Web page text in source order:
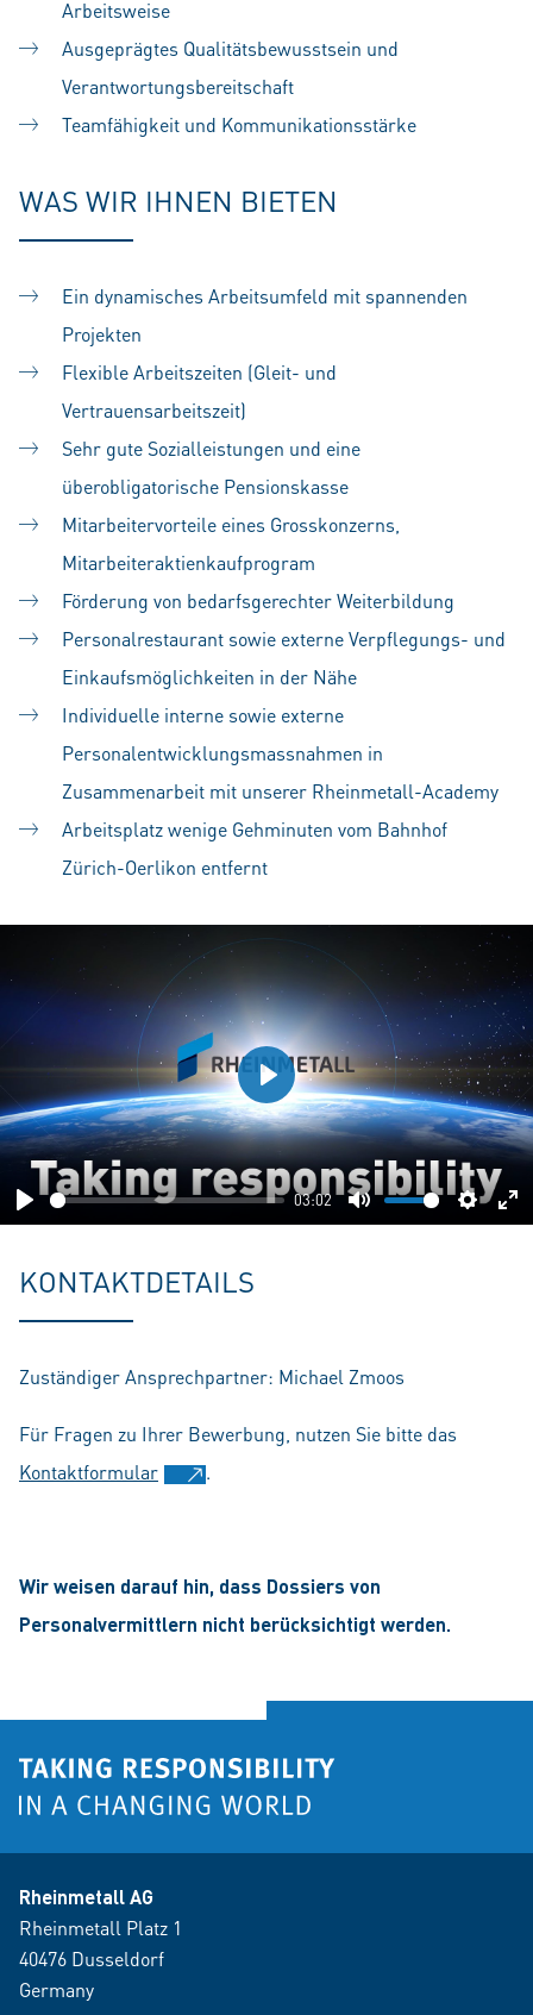
Arbeitsweise
Ausgeprägtes Qualitätsbewusstsein und
Verantwortungsbereitschaft
Teamfähigkeit und Kommunikationsstärke
WAS WIR IHNEN BIETEN
Ein dynamisches Arbeitsumfeld mit spannenden
Projekten
Flexible Arbeitszeiten (Gleit- und
Vertrauensarbeitszeit)
Sehr gute Sozialleistungen und eine
überobligatorische Pensionskasse
Mitarbeitervorteile eines Grosskonzerns,
Mitarbeiteraktienkaufprogram
Förderung von bedarfsgerechter Weiterbildung
Personalrestaurant sowie externe Verpflegungs- und
Einkaufsmöglichkeiten in der Nähe
Individuelle interne sowie externe
Personalentwicklungsmassnahmen in
Zusammenarbeit mit unserer Rheinmetall-Academy
Arbeitsplatz wenige Gehminuten vom Bahnhof
Zürich-Oerlikon entfernt
Play
03:02
Mute
Play
KONTAKTDETAILS
Zuständiger Ansprechpartner: Michael Zmoos
Für Fragen zu Ihrer Bewerbung, nutzen Sie bitte das
Kontaktformular
.
Wir weisen darauf hin, dass Dossiers von
Personalvermittlern nicht berücksichtigt werden.
Rheinmetall AG
Rheinmetall Platz 1
40476 Dusseldorf
Germany